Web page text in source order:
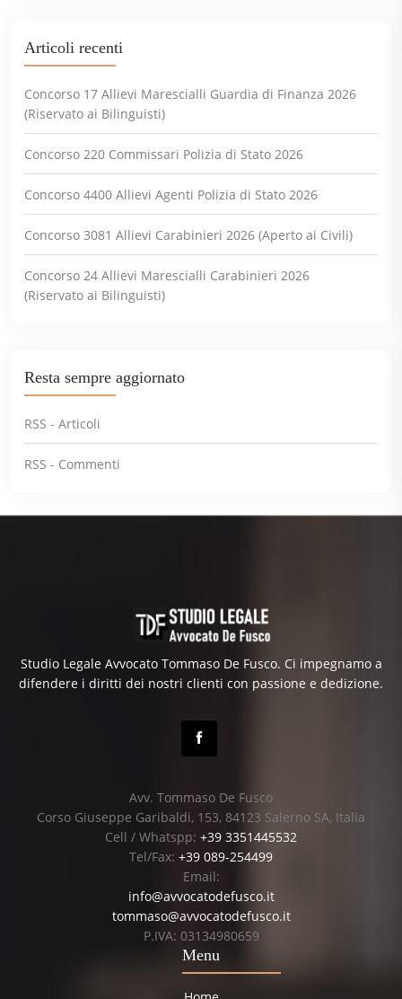
Articoli recenti
Concorso 17 Allievi Marescialli Guardia di Finanza 2026
(Riservato ai Bilinguisti)
Concorso 220 Commissari Polizia di Stato 2026
Concorso 4400 Allievi Agenti Polizia di Stato 2026
Concorso 3081 Allievi Carabinieri 2026 (Aperto ai Civili)
Concorso 24 Allievi Marescialli Carabinieri 2026
(Riservato ai Bilinguisti)
Resta sempre aggiornato
RSS - Articoli
RSS - Commenti
Studio Legale Avvocato Tommaso De Fusco. Ci impegnamo a
difendere i diritti dei nostri clienti con passione e dedizione.
Avv. Tommaso De Fusco
Corso Giuseppe Garibaldi, 153, 84123 Salerno SA, Italia
Cell / Whatspp: +39 3351445532
Tel/Fax: +39 089-254499
Email:
info@avvocatodefusco.it
tommaso@avvocatodefusco.it
P.IVA: 03134980659
Menu